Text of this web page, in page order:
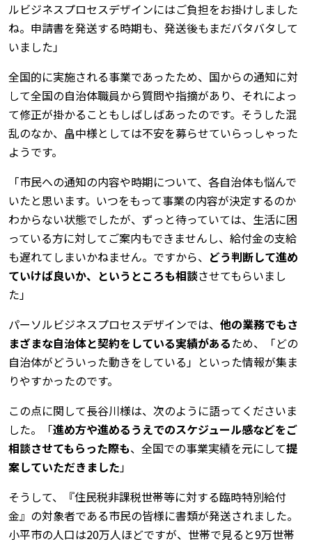
ルビジネスプロセスデザインにはご負担をお掛けしました
ね。申請書を発送する時期も、発送後もまだバタバタして
いました」
全国的に実施される事業であったため、国からの通知に対
して全国の自治体職員から質問や指摘があり、それによっ
て修正が掛かることもしばしばあったのです。そうした混
乱のなか、畠中様としては不安を募らせていらっしゃった
ようです。
「市民への通知の内容や時期について、各自治体も悩んで
いたと思います。いつをもって事業の内容が決定するのか
わからない状態でしたが、ずっと待っていては、生活に困
っている方に対してご案内もできませんし、給付金の支給
も遅れてしまいかねません。ですから、 どう判断して進め
ていけば良いか、というところも相談させてもらいまし
た」
パーソルビジネスプロセスデザインでは、 他の業務でもさ
まざまな自治体と契約をしている実績があるため、「どの
自治体がどういった動きをしている」といった情報が集ま
りやすかったのです。
この点に関して長谷川様は、次のように語ってくださいま
した。「進め方や進めるうえでのスケジュール感などをご
相談させてもらった際も、全国での事業実績を元にして提
案していただきました」
そうして、『住民税非課税世帯等に対する臨時特別給付
金』の対象者である市民の皆様に書類が発送されました。
小平市の人口は20万人ほどですが、世帯で見ると9万世帯